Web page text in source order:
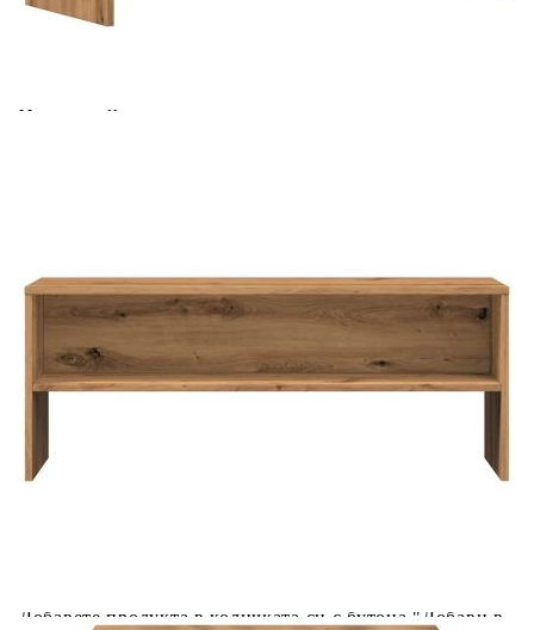
Материал:
Инженерно дърво
ТВ шкаф, дъб артизан, 100x40x40 см, инженерно
дърво
Please select credit institution
Цена на продукта:
Extraction of information from credit institutions
Предоставената таблица е с информационна цел.
количката" и при поръчка ще можете да изберете броя
вноски на кредита.
Добавете продукта в количката си с бутона "Добави в